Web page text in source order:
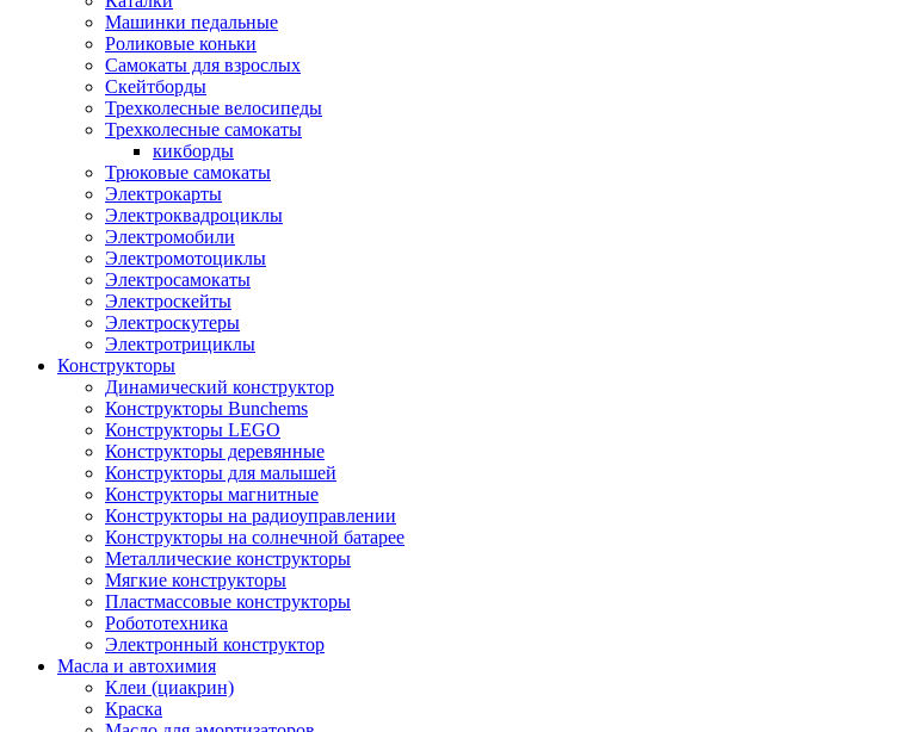
Машинки педальные
Роликовые коньки
Самокаты для взрослых
Скейтборды
Трехколесные велосипеды
Трехколесные самокаты
кикборды
Трюковые самокаты
Электрокарты
Электроквадроциклы
Электромобили
Электромотоциклы
Электросамокаты
Электроскейты
Электроскутеры
Электротрициклы
Конструкторы
Динамический конструктор
Конструкторы Bunchems
Конструкторы LEGO
Конструкторы деревянные
Конструкторы для малышей
Конструкторы магнитные
Конструкторы на радиоуправлении
Конструкторы на солнечной батарее
Металлические конструкторы
Мягкие конструкторы
Пластмассовые конструкторы
Робототехника
Электронный конструктор
Масла и автохимия
Клеи (циакрин)
Краска